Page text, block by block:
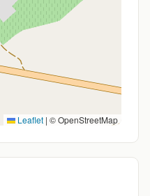
Leaflet | © OpenStreetMap